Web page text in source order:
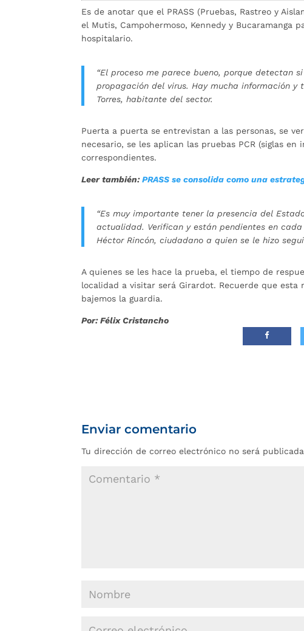
Es de anotar que el PRASS (Pruebas, Rastreo y
el Mutis, Campohermoso, Kennedy y
hospitalario.
“El proceso me parece bueno, porque detectan
propagación del virus. Hay mucha información y
Torres, habitante del sector.
Puerta a puerta se entrevistan a las personas, se
necesario, se les aplican las pruebas PCR (siglas en
correspondientes.
Leer también:PRASS se consolida como una
“Es muy importante tener la presencia del
actualidad. Verifican y están pendientes en
Héctor Rincón, ciudadano a quien se le hizo
A quienes se les hace la prueba, el tiempo de
localidad a visitar será Girardot. Recuerde que
bajemos la guardia.
Por: Félix Cristancho
Enviar comentario
Tu dirección de correo electrónico no será